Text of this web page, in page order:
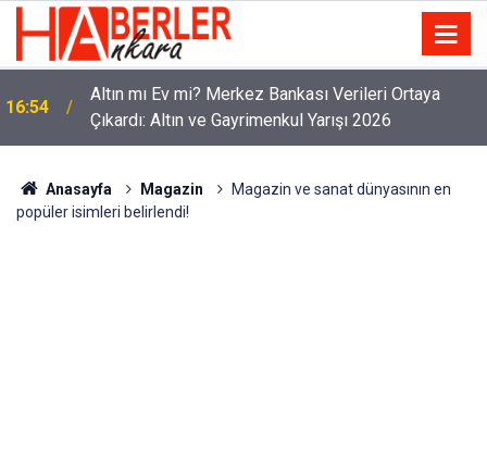
16:54
Altın mı Ev mi? Merkez Bankası Verileri Ortaya
Çıkardı: Altın ve Gayrimenkul Yarışı 2026
Anasayfa Magazin
Magazin ve sanat dünyasının en
popüler isimleri belirlendi!